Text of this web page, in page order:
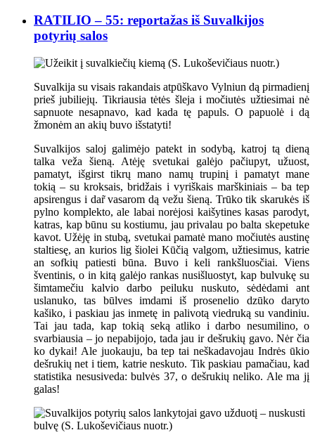
RATILIO – 55: reportažas iš Suvalkijos
potyrių salos
Suvalkija su visais rakandais atpūškavo Vylniun dą pirmadienį
prieš jubiliejų. Tikriausia tėtės šleja i močiutės užtiesimai nė
sapnuote nesapnavo, kad kada tę papuls. O papuolė i dą
žmonėm an akių buvo išstatyti!
Suvalkijos saloj galimėjo patekt in sodybą, katroj tą dieną
talka veža šieną. Atėję svetukai galėjo pačiupyt, užuost,
pamatyt, išgirst tikrų mano namų trupinį i pamatyt mane
tokią – su kroksais, bridžais i vyriškais marškiniais – ba tep
apsirengus i dar̃ vasarom dą vežu šieną. Trūko tik skarukės iš
pylno komplekto, ale labai norėjosi kaišytines kasas parodyt,
katras, kap būnu su kostiumu, jau privalau po balta skepetuke
kavot. Užėję in stubą, svetukai pamatė mano močiutės austinę
staltiesę, an kurios lig šiolei Kūčią valgom, užtiesimus, katrie
an sofkių patiesti būna. Buvo i keli rankšluosčiai. Viens
šventinis, o in kitą galėjo rankas nusišluostyt, kap bulvukę su
šimtamečiu kalvio darbo peiluku nuskuto, sėdėdami ant
uslanuko, tas būlves imdami iš prosenelio dzūko daryto
kašiko, i paskiau jas inmetę in palivotą viedruką su vandiniu.
Tai jau tada, kap tokią seką atliko i darbo nesumilino, o
svarbiausia – jo nepabijojo, tada jau ir dešrukių gavo. Nėr čia
ko dykai! Ale juokauju, ba tep tai neškadavojau Indrės ūkio
dešrukių net i tiem, katrie neskuto. Tik paskiau pamačiau, kad
statistika nesusiveda: bulvės 37, o dešrukių neliko. Ale ma jį
galas!